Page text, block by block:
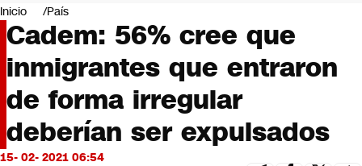
Negocios
Deportes
Programas completos
Cultura
Servicios
Bits
CNN tiempo
Futuro 360
Inicio País
Cadem: 56% cree que
inmigrantes que entraron
de forma irregular
deberían ser expulsados
15- 02- 2021 06:54